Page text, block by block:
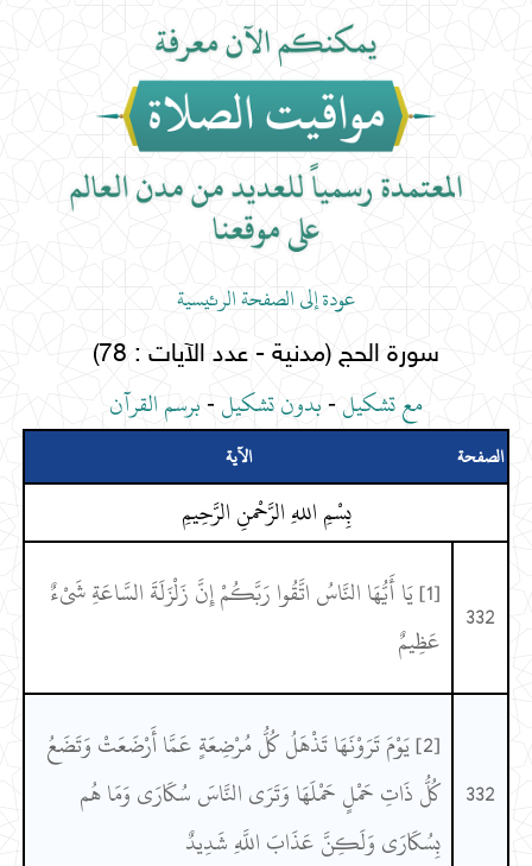
عودة إلى الصفحة الرئيسية
سورة الحج (مدنية - عدد الآيات : 78)
مع تشكيل-بدون تشكيل-برسم القرآن
الصفحة الآية
بِسْمِ اللهِ الرَّحْمنِ الرَّحِيمِ
332
[1] يَا أَيُّهَا النَّاسُ اتَّقُوا رَبَّكُمْ إِنَّ زَلْزَلَةَ السَّاعَةِ شَيْءٌ
عَظِيمٌ
332
[2] يَوْمَ تَرَوْنَهَا تَذْهَلُ كُلُّ مُرْضِعَةٍ عَمَّا أَرْضَعَتْ وَتَضَعُ
كُلُّ ذَاتِ حَمْلٍ حَمْلَهَا وَتَرَى النَّاسَ سُكَارَى وَمَا هُم
بِسُكَارَى وَلَكِنَّ عَذَابَ اللَّهِ شَدِيدٌ